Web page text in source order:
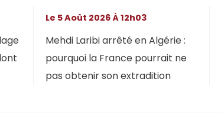
Mehdi Laribi arrêté en Algérie :
pourquoi la France pourrait ne
pas obtenir son extradition
Le 5 Août 2026 À 12h03